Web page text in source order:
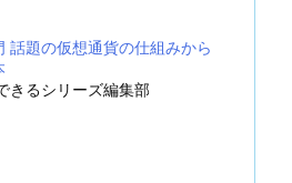
話題の仮想通貨の仕組みから
きるシリーズ編集部